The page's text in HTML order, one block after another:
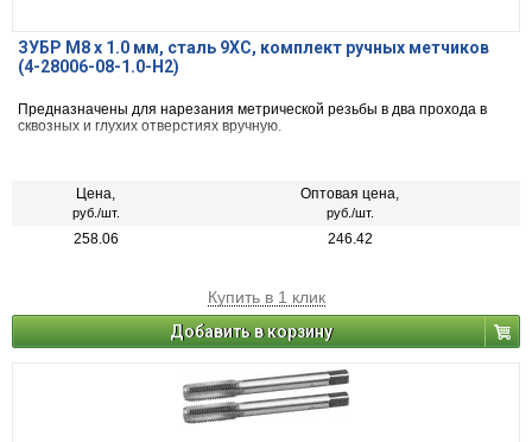
ЗУБР М8 x 1.0 мм, сталь 9ХС, комплект ручных метчиков
(4-28006-08-1.0-H2)
Предназначены для нарезания метрической резьбы в два прохода в
сквозных и глухих отверстиях вручную.
Цена,
руб./шт.
Оптовая цена,
руб./шт.
258.06 246.42
Купить в 1 клик
Добавить в корзину